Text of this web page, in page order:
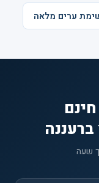
ערים מלאה
ברעננה
שעה